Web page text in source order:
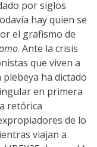
por siglos
hay quien se
el grafismo de
. Ante la crisis
que viven a
ha dictado
en primera
retórica
de lo
viajan a